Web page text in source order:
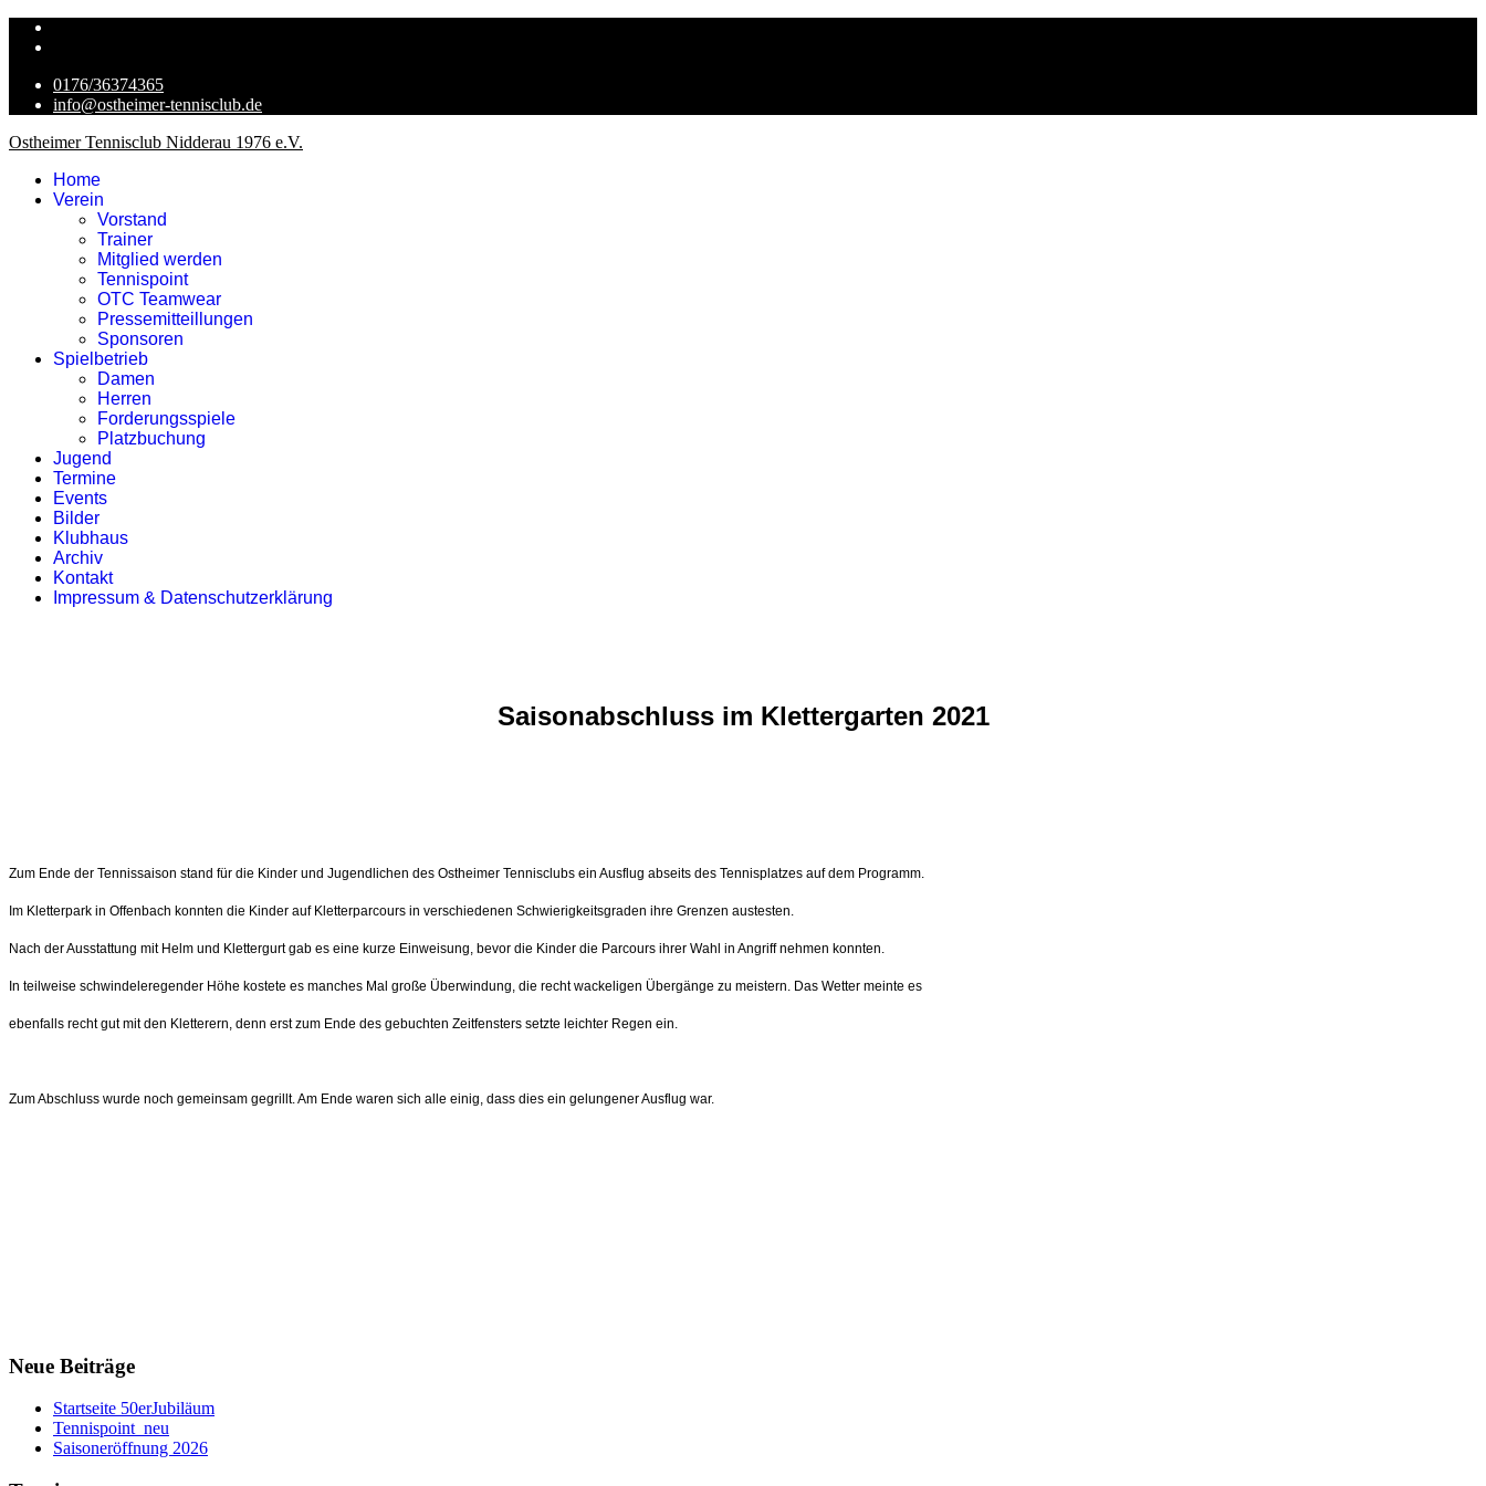
0176/36374365
info@ostheimer-tennisclub.de
Ostheimer Tennisclub Nidderau 1976 e.V.
Home
Verein
Vorstand
Trainer
Mitglied werden
Tennispoint
OTC Teamwear
Pressemitteillungen
Sponsoren
Spielbetrieb
Damen
Herren
Forderungsspiele
Platzbuchung
Jugend
Termine
Events
Bilder
Klubhaus
Archiv
Kontakt
Impressum & Datenschutzerklärung
Saisonabschluss im Klettergarten 2021
Zum Ende der Tennissaison stand für die Kinder und Jugendlichen des Ostheimer Tennisclubs ein Ausflug abseits des Tennisplatzes auf dem Programm.
Im Kletterpark in Offenbach konnten die Kinder auf Kletterparcours in verschiedenen Schwierigkeitsgraden ihre Grenzen austesten.
Nach der Ausstattung mit Helm und Klettergurt gab es eine kurze Einweisung, bevor die Kinder die Parcours ihrer Wahl in Angriff nehmen konnten.
In teilweise schwindeleregender Höhe kostete es manches Mal große Überwindung, die recht wackeligen Übergänge zu meistern. Das Wetter meinte es
ebenfalls recht gut mit den Kletterern, denn erst zum Ende des gebuchten Zeitfensters setzte leichter Regen ein.
Zum Abschluss wurde noch gemeinsam gegrillt. Am Ende waren sich alle einig, dass dies ein gelungener Ausflug war.
Neue Beiträge
Startseite 50erJubiläum
Tennispoint_neu
Saisoneröffnung 2026